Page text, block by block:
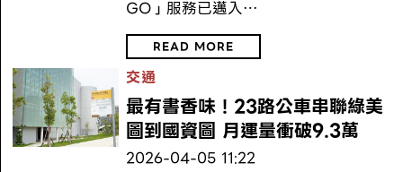
GO」服務已邁入…
READ MORE
交通
最有書香味！23路公車串聯綠美
圖到國資圖 月運量衝破9.3萬
2026-04-05 11:22